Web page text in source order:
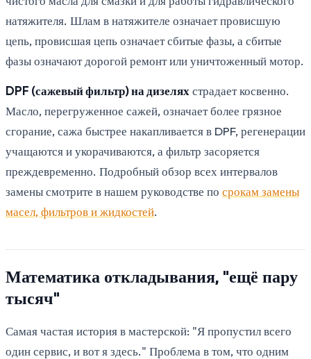
натяжителя. Шлам в натяжителе означает провисшую
цепь, провисшая цепь означает сбитые фазы, а сбитые
фазы означают дорогой ремонт или уничтоженный мотор.
DPF (сажевый фильтр) на дизелях страдает косвенно.
Масло, перегруженное сажей, означает более грязное
сгорание, сажа быстрее накапливается в DPF, регенерации
учащаются и укорачиваются, а фильтр засоряется
преждевременно. Подробный обзор всех интервалов
замены смотрите в нашем руководстве по срокам замены
масел, фильтров и жидкостей.
Математика откладывания, "ещё пару
тысяч"
Самая частая история в мастерской: "Я пропустил всего
один сервис, и вот я здесь." Проблема в том, что одним